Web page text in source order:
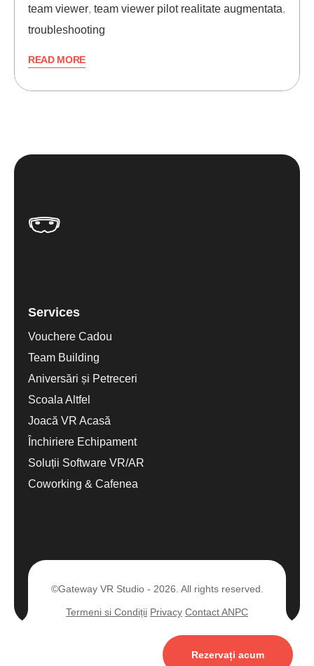
team viewer, team viewer pilot realitate augmentata,
troubleshooting
READ MORE
Services
Vouchere Cadou
Team Building
Aniversări și Petreceri
Scoala Altfel
Joacă VR Acasă
Închiriere Echipament
Soluții Software VR/AR
Coworking & Cafenea
©Gateway VR Studio - 2026. All rights reserved.
Termeni si Condiții Privacy Contact ANPC
Rezervați acum